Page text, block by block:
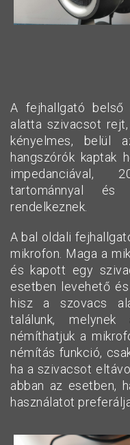
A fejhallgató
alatta szivacsot
kényelmes, belül
hangszórók kaptak
impedanciával,
tartománnyal és
rendelkeznek.
A bal oldali
mikrofon. Maga a
és kapott egy
esetben levehető
hisz a szovacs
találunk, melynek
némíthatjuk a
némítás funkció,
ha a szivacsot
abban az esetben,
használatot